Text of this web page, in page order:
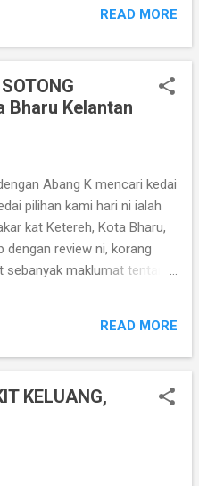
memang cantik sesuai
hiker. Tonton video-
playlist?
READ MORE
Bharu Kelantan
Abang K mencari kedai
pilihan kami hari ni ialah
kat Ketereh, Kota Bharu,
dengan review ni, korang
sebanyak maklumat tentang
support Kak K dan Abang K,
banyak lagi review kedai
lupa like and share ye..
FOOD HUNTER yang lain,
READ MORE
KELUANG,